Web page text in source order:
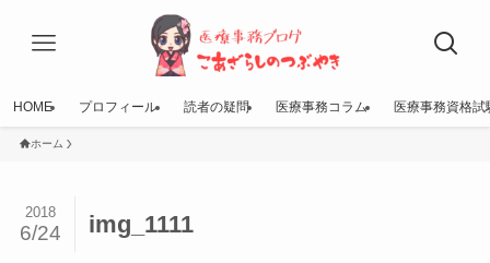
HOME プロフィール 読者の疑問 医療事務コラム 医療事務資格試
ホーム
img_1111
2018
6/24